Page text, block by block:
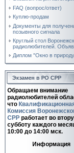
FAQ (вопрос/ответ)
Куплю-продам
Документы для
позывного сигнала
Круглый стол
радиолюбителей.
Диплом "Окно в
Экзамен в РО СРР
Обращаем внимание
радиолюбителей
что
Комиссия
СРР работает во
субботу каждого
10:00 до 14:00 мск.
Информация